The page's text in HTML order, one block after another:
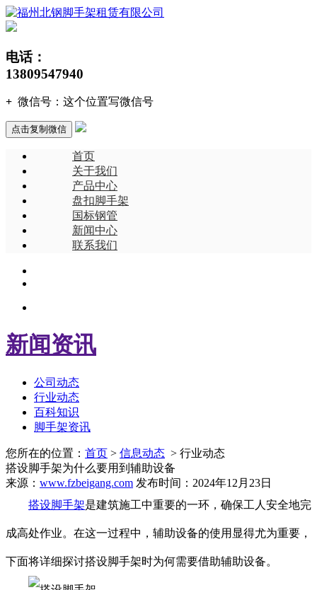
电话：
13809547940
+ 微信号： 这个位置写微信号
点击复制微信
首页
关于我们
产品中心
盘扣脚手架
国标钢管
新闻中心
联系我们
新闻资讯
公司动态
行业动态
百科知识
脚手架资讯
您所在的位置： 首页 > 信息动态 > 行业动态
搭设脚手架为什么要用到辅助设备
来源： www.fzbeigang.com 发布时间：2024年12月23日
搭设脚手架是建筑施工中重要的一环，确保工人安全地完
成高处作业。在这一过程中，辅助设备的使用显得尤为重要，
下面将详细探讨搭设脚手架时为何需要借助辅助设备。